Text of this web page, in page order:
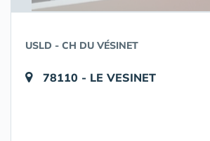
USLD - CH DU VÉSINET
78110 - LE VESINET